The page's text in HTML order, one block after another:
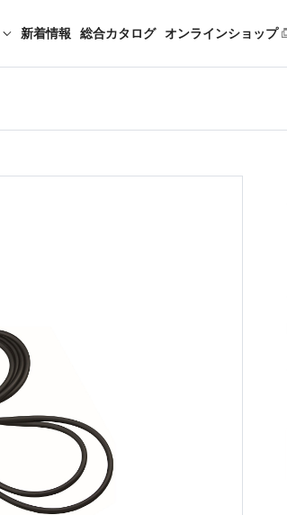
新着情報 総合カタログ オンラインショップ